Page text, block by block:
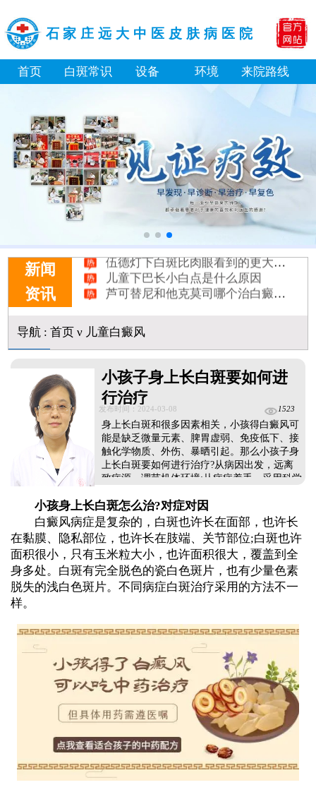
石家庄远大中医皮肤病医院
首页 白斑常识 设备 环境 来院路线
新闻
资讯
淘宝购买的伍德灯检查白斑准确吗
大面积白斑做全身仓光疗怎么样
美国进口308激光照白癜风一个光斑大概费用多少
小孩膝盖上有白色的点点摸着光滑怎么回事
补骨脂泡酒真能治白癜风吗 有没有副作用
伍德灯下白斑比肉眼看到的更大正常吗
儿童下巴长小白点是什么原因
芦可替尼和他克莫司哪个治白癜风好
皮肤ct检测白斑对治疗有什么作用
导航: 首页ν 儿童白癜风
小孩子身上长白斑要如何进
行治疗
发布时间：2024-03-08 1523
身上长白斑和很多因素相关，小孩得白癜风可
能是缺乏微量元素、脾胃虚弱、免疫低下、接
触化学物质、外伤、暴晒引起。那么小孩子身
上长白斑要如何进行治疗?从病因出发，远离
致病源，调节机体环境;从病症着手，采用科学
小孩身上长白斑怎么治?对症对因
白癜风病症是复杂的，白斑也许长在面部，也许长
在黏膜、隐私部位，也许长在肢端、关节部位;白斑也许
面积很小，只有玉米粒大小，也许面积很大，覆盖到全
身多处。白斑有完全脱色的瓷白色斑片，也有少量色素
脱失的浅白色斑片。不同病症白斑治疗采用的方法不一
样。